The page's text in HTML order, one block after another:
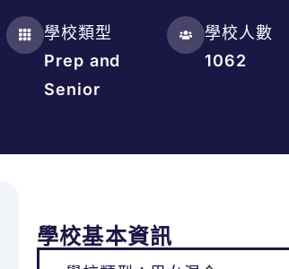
學校類型
Prep and
Senior
學校人數
1062
學校基本資訊